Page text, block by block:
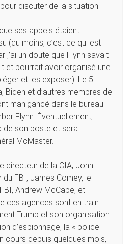
discuter de la situation.
ses appels étaient
(du moins, c’est ce qui est
j’ai un doute que Flynn savait
et pourrait avoir organisé une
et les exposer). Le 5
Biden et d’autres membres de
manigancé dans le bureau
Flynn. Éventuellement,
de son poste et sera
McMaster.
directeur de la CIA, John
du FBI, James Comey, le
Andrew McCabe, et
ces agences sont en train
Trump et son organisation.
d’espionnage, la « police
cours depuis quelques mois,